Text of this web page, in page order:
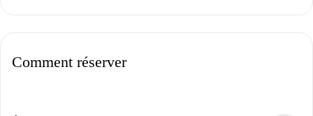
Comment réserver